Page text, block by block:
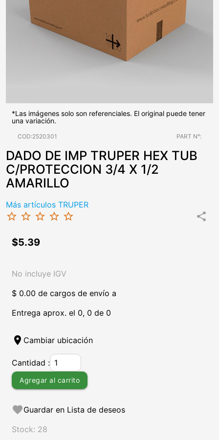
*Las imágenes solo son referenciales. El original puede tener
una variación.
COD:2520301 PART N°:
DADO DE IMP TRUPER HEX TUB
C/PROTECCION 3/4 X 1/2
AMARILLO
Más artículos TRUPER
star_border star_border star_border star_border star_border share
$5.39
No incluye IGV
$ 0.00 de cargos de envío a
Entrega aprox. el 0, 0 de 0
location_on Cambiar ubicación
Cantidad :
Agregar al carrito
favoriteGuardar en Lista de deseos
Stock: 28